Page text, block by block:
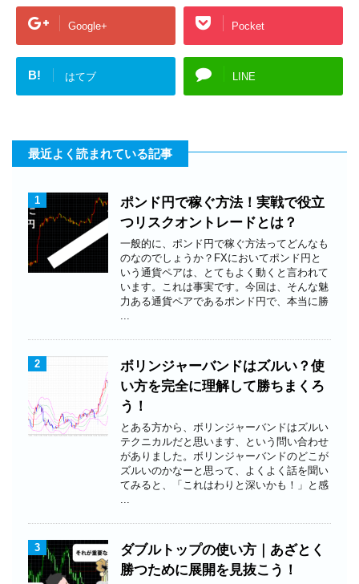
Google+ Pocket
B! はてブ LINE
最近よく読まれている記事
1
ポンド円で稼ぐ方法！実戦で役立
つリスクオントレードとは？
一般的に、ポンド円で稼ぐ方法ってどんなも
のなのでしょうか？FXにおいてポンド円と
いう通貨ペアは、とてもよく動くと言われて
います。これは事実です。今回は、そんな魅
力ある通貨ペアであるポンド円で、本当に勝
...
2
ボリンジャーバンドはズルい？使
い方を完全に理解して勝ちまくろ
う！
とある方から、ボリンジャーバンドはズルい
テクニカルだと思います、という問い合わせ
がありました。ボリンジャーバンドのどこが
ズルいのかなーと思って、よくよく話を聞い
てみると、「これはわりと深いかも！」と感
...
3
ダブルトップの使い方｜あざとく
勝つために展開を見抜こう！